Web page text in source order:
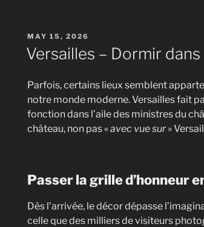
POSTED
MAY 15, 2026
Versailles – Dormir dans
Parfois, certains lieux semblent
notre monde moderne. Versailles fait
fonction dans l’aile des ministres du
château, non pas « avec vue sur»
Passer la grille d’honneur
Dès l’arrivée, le décor dépasse
celle que des milliers de visiteurs